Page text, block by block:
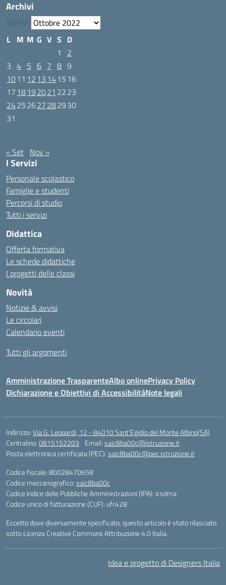
Archivi
Archivi
L M M G V S D
1
2
3 4 5 6 7 8 9
1011 12 13 1415 16
17 18192021 2223
24252627282930
31
« Set Nov »
I Servizi
Personale scolastico
Famiglie e studenti
Percorsi di studio
Tutti i servizi
Didattica
Offerta formativa
Le schede didattiche
I progetti delle classi
Novità
Notizie & avvisi
Le circolari
Calendario eventi
Tutti gli argomenti
Amministrazione TrasparenteAlbo onlinePrivacy Policy
Dichiarazione e Obiettivi di AccessibilitàNote legali
Indirizzo:Via G. Leopardi, 12 - 84010 Sant’Egidio del Monte Albino(SA)
Centralino:0815152203 Email:saic8ba00c@istruzione.it
Posta elettronica certificata (PEC):saic8ba00c@pec.istruzione.it
Codice fiscale: 80028470658
Codice meccanografico:saic8ba00c
Codice Indice delle Pubbliche Amministrazioni (IPA): icsdma
Codice unico di fatturazione (CUF): ufr428
Eccetto dove diversamente specificato, questo articolo è stato rilasciato
sotto Licenza Creative Commons Attribuzione 4.0 Italia.
Idea e progetto di Designers Italia